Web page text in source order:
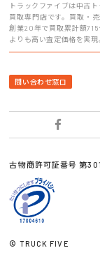
トラックファイブは中古
買取専門店です。買取・
創業20年で買取累計額
よりも高い査定価格を実現
問い合わせ窓口
古物商許可証番号 第
© TRUCK FIVE